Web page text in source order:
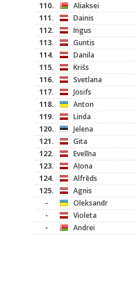
110.
Aliaksei
111.
Dainis
112.
Ingus
113.
Guntis
114.
Danila
115.
Krišs
116.
Svetlana
117.
Josifs
118.
Anton
119.
Linda
120.
Jelena
121.
Gita
122.
Evelīna
123.
Aļona
124.
Alfrēds
125.
Agnis
-
Oleksandr
-
Violeta
-
Andrei